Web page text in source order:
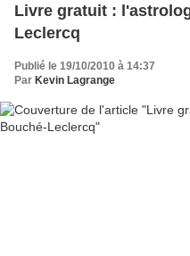
Livre gratuit :
Leclercq
Publié le 19/10/2010 à 14:37
Par Kevin Lagrange